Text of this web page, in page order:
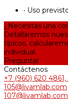
• Uso
¿Necesitas una
Detallaremos
típicos,
individual.
Preguntar
Contáctenos
+7 (960) 620
105@livamlab.com
107@livamlab.com